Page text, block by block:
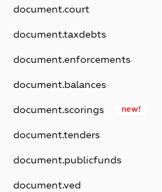
document.court
document.taxdebts
document.enforcements
document.balances
document.scorings new!
document.tenders
document.publicfunds
document.ved